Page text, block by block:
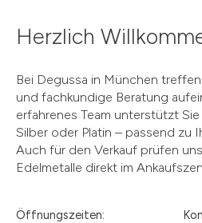
Herzlich
Bei Degussa in München
und fachkundige Beratung
erfahrenes Team unterstützt
Silber oder Platin – passend zu
Auch für den Verkauf prüfen
Edelmetalle direkt im
Öffnungszeiten: